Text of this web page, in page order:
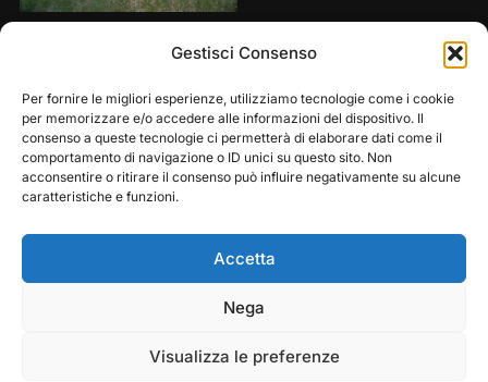
Gestisci Consenso
Per fornire le migliori esperienze, utilizziamo tecnologie come i cookie
per memorizzare e/o accedere alle informazioni del dispositivo. Il
consenso a queste tecnologie ci permetterà di elaborare dati come il
comportamento di navigazione o ID unici su questo sito. Non
acconsentire o ritirare il consenso può influire negativamente su alcune
caratteristiche e funzioni.
Accetta
Nega
Visualizza le preferenze
Copyright © 2026 — Frasassi Climbing Festival. All
Rights Reserved